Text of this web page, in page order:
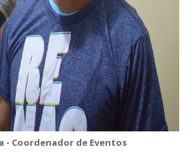
- Coordenador de Eventos